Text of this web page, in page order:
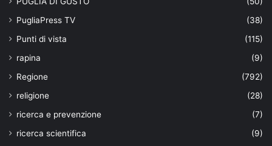
PugliaPress TV
(38)
Punti di vista
(115)
rapina
(9)
Regione
(792)
religione
(28)
ricerca e prevenzione
(7)
ricerca scientifica
(9)